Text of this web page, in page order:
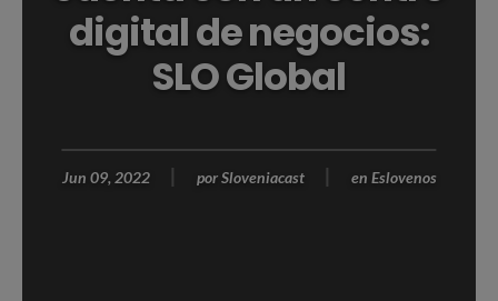
digital de negocios:
SLO Global
Jun 09, 2022 por Sloveniacast en Eslovenos